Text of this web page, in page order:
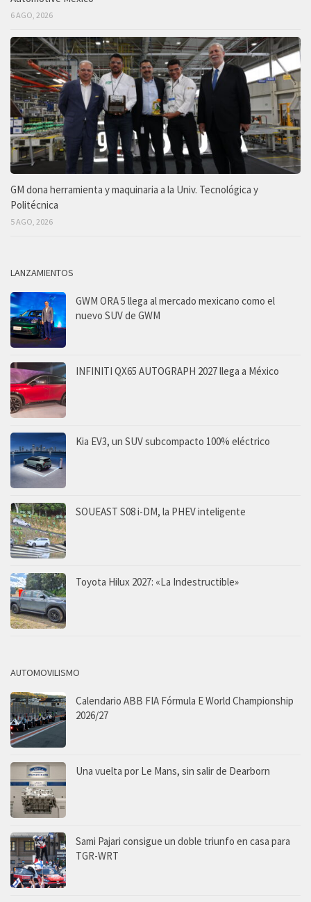
6 AGO, 2026
GM dona herramienta y maquinaria a la Univ. Tecnológica y
Politécnica
5 AGO, 2026
LANZAMIENTOS
GWM ORA 5 llega al mercado mexicano como el
nuevo SUV de GWM
INFINITI QX65 AUTOGRAPH 2027 llega a México
Kia EV3, un SUV subcompacto 100% eléctrico
SOUEAST S08 i-DM, la PHEV inteligente
Toyota Hilux 2027: «La Indestructible»
AUTOMOVILISMO
Calendario ABB FIA Fórmula E World Championship
2026/27
Una vuelta por Le Mans, sin salir de Dearborn
Sami Pajari consigue un doble triunfo en casa para
TGR-WRT